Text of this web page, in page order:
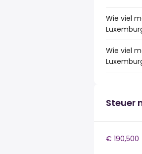
Wie viel
Wie viel
Steuer
€ 190,500